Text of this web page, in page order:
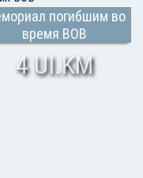
погибшим во
время ВОВ
4 UI.KM